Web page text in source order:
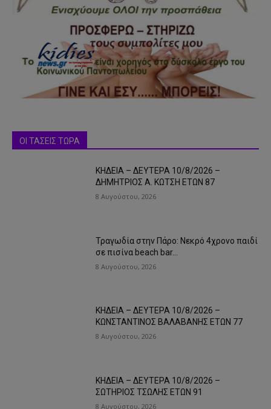
ΟΙ ΤΑΣΕΙΣ ΤΩΡΑ
ΚΗΔΕΙΑ – ΔΕΥΤΕΡΑ 10/8/2026 –
ΔΗΜΗΤΡΙΟΣ Α. ΚΩΤΣΗ ΕΤΩΝ 87
8 Αυγούστου, 2026
Τραγωδία στην Πάρο: Νεκρό 4χρονο παιδί
σε πισίνα beach bar…
8 Αυγούστου, 2026
ΚΗΔΕΙΑ – ΔΕΥΤΕΡΑ 10/8/2026 –
ΚΩΝΣΤΑΝΤΙΝΟΣ ΒΑΛΑΒΑΝΗΣ ΕΤΩΝ 77
8 Αυγούστου, 2026
ΚΗΔΕΙΑ – ΔΕΥΤΕΡΑ 10/8/2026 –
ΣΩΤΗΡΙΟΣ ΤΣΩΛΗΣ ΕΤΩΝ 91
8 Αυγούστου, 2026